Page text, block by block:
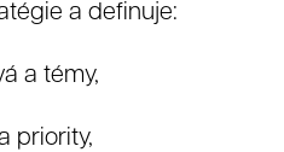
a definuje:
a témy,
priority,